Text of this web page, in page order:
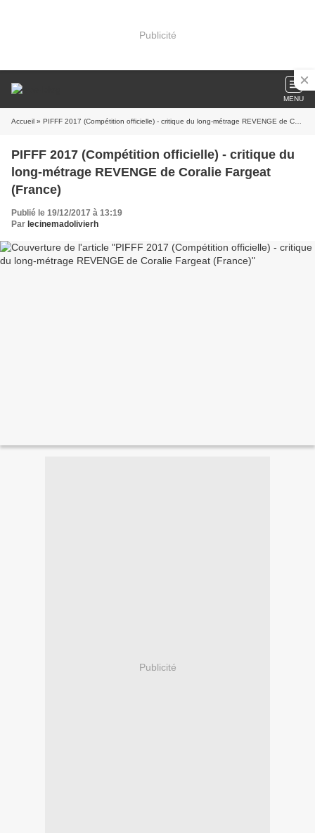
Publicité
MENU
Accueil » PIFFF 2017 (Compétition officielle) - critique du long-métrage REVENGE de Coralie Fargeat (France)
PIFFF 2017 (Compétition officielle) - critique du
long-métrage REVENGE de Coralie Fargeat
(France)
Publié le 19/12/2017 à 13:19
Par lecinemadolivierh
Publicité